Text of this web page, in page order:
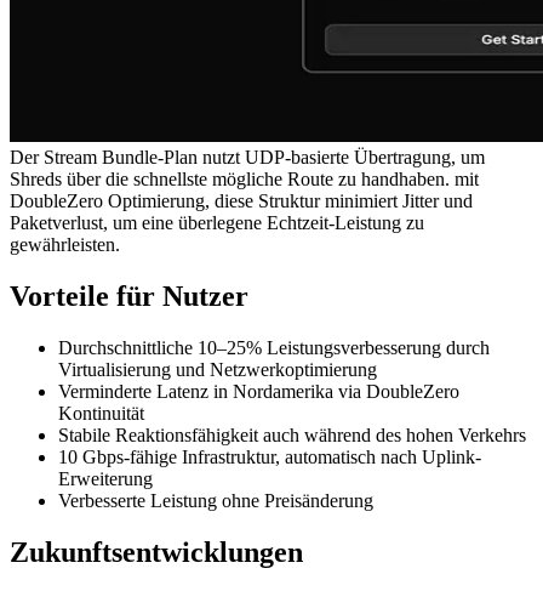
Der Stream Bundle-Plan nutzt UDP-basierte Übertragung, um
Shreds über die schnellste mögliche Route zu handhaben. mit
DoubleZero Optimierung, diese Struktur minimiert Jitter und
Paketverlust, um eine überlegene Echtzeit-Leistung zu
gewährleisten.
Vorteile für Nutzer
Durchschnittliche 10–25% Leistungsverbesserung durch
Virtualisierung und Netzwerkoptimierung
Verminderte Latenz in Nordamerika via DoubleZero
Kontinuität
Stabile Reaktionsfähigkeit auch während des hohen Verkehrs
10 Gbps-fähige Infrastruktur, automatisch nach Uplink-
Erweiterung
Verbesserte Leistung ohne Preisänderung
Zukunftsentwicklungen